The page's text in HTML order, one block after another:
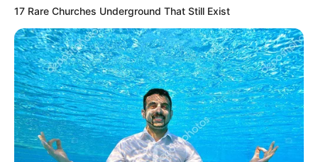
17 Rare Churches Underground That Still Exist